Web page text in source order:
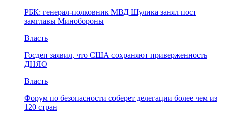
РБК: генерал-полковник МВД Шулика занял пост
замглавы Минобороны
Власть
Госдеп заявил, что США сохраняют приверженность
ДНЯО
Власть
Форум по безопасности соберет делегации более чем из
120 стран